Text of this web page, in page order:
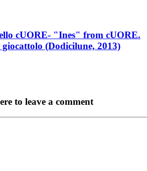
cUORE- "Ines" from cUORE.
(Dodicilune, 2013)
to leave a comment